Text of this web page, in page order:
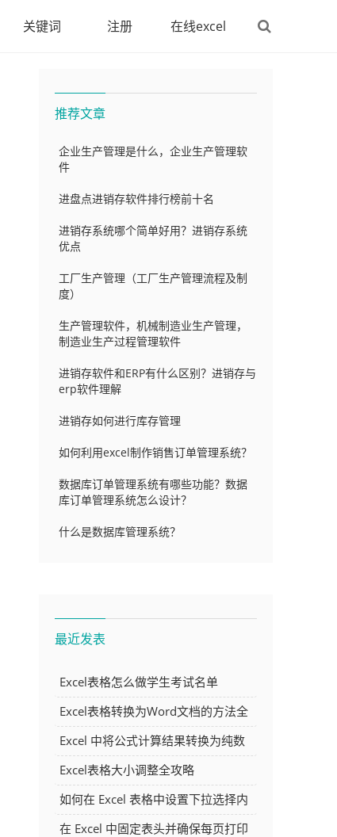
关键词 注册 在线excel
推荐文章
企业生产管理是什么，企业生产管理软
件
进盘点进销存软件排行榜前十名
进销存系统哪个简单好用？进销存系统
优点
工厂生产管理（工厂生产管理流程及制
度）
生产管理软件，机械制造业生产管理，
制造业生产过程管理软件
进销存软件和ERP有什么区别？进销存与
erp软件理解
进销存如何进行库存管理
如何利用excel制作销售订单管理系统？
数据库订单管理系统有哪些功能？数据
库订单管理系统怎么设计？
什么是数据库管理系统？
最近发表
Excel表格怎么做学生考试名单
Excel表格转换为Word文档的方法全
解析
Excel 中将公式计算结果转换为纯数
字的多种方法
Excel表格大小调整全攻略
如何在 Excel 表格中设置下拉选择内
容
在 Excel 中固定表头并确保每页打印